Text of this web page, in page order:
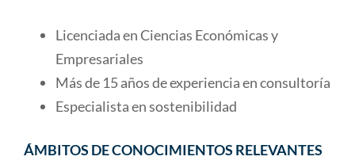
Licenciada en Ciencias Económicas y
Empresariales
Más de 15 años de experiencia en consultoría
Especialista en sostenibilidad
ÁMBITOS DE CONOCIMIENTOS RELEVANTES